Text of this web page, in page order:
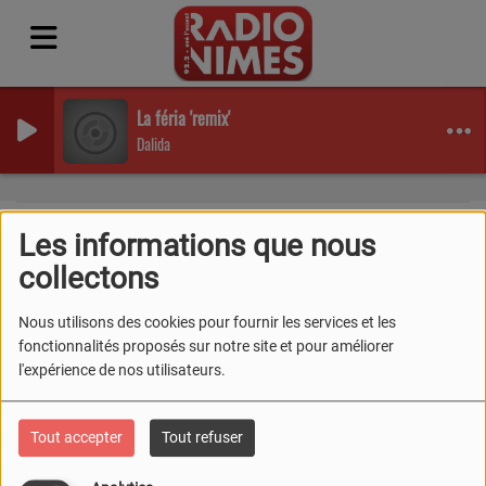
Les informations que nous
collectons
Nous utilisons des cookies pour fournir les services et les
fonctionnalités proposés sur notre site et pour améliorer
l'expérience de nos utilisateurs.
Tout accepter Tout refuser
La féria 'remix'
Dalida